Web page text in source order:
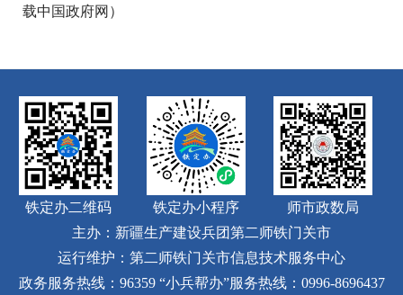
载中国政府网 ）
铁定办二维码 铁定办小程序
师市政数局
主办：新疆生产建设兵团第二师铁门关市
运行维护：第二师铁门关市信息技术服务中心
政务服务热线：96359 “小兵帮办”服务热线：0996-8696437